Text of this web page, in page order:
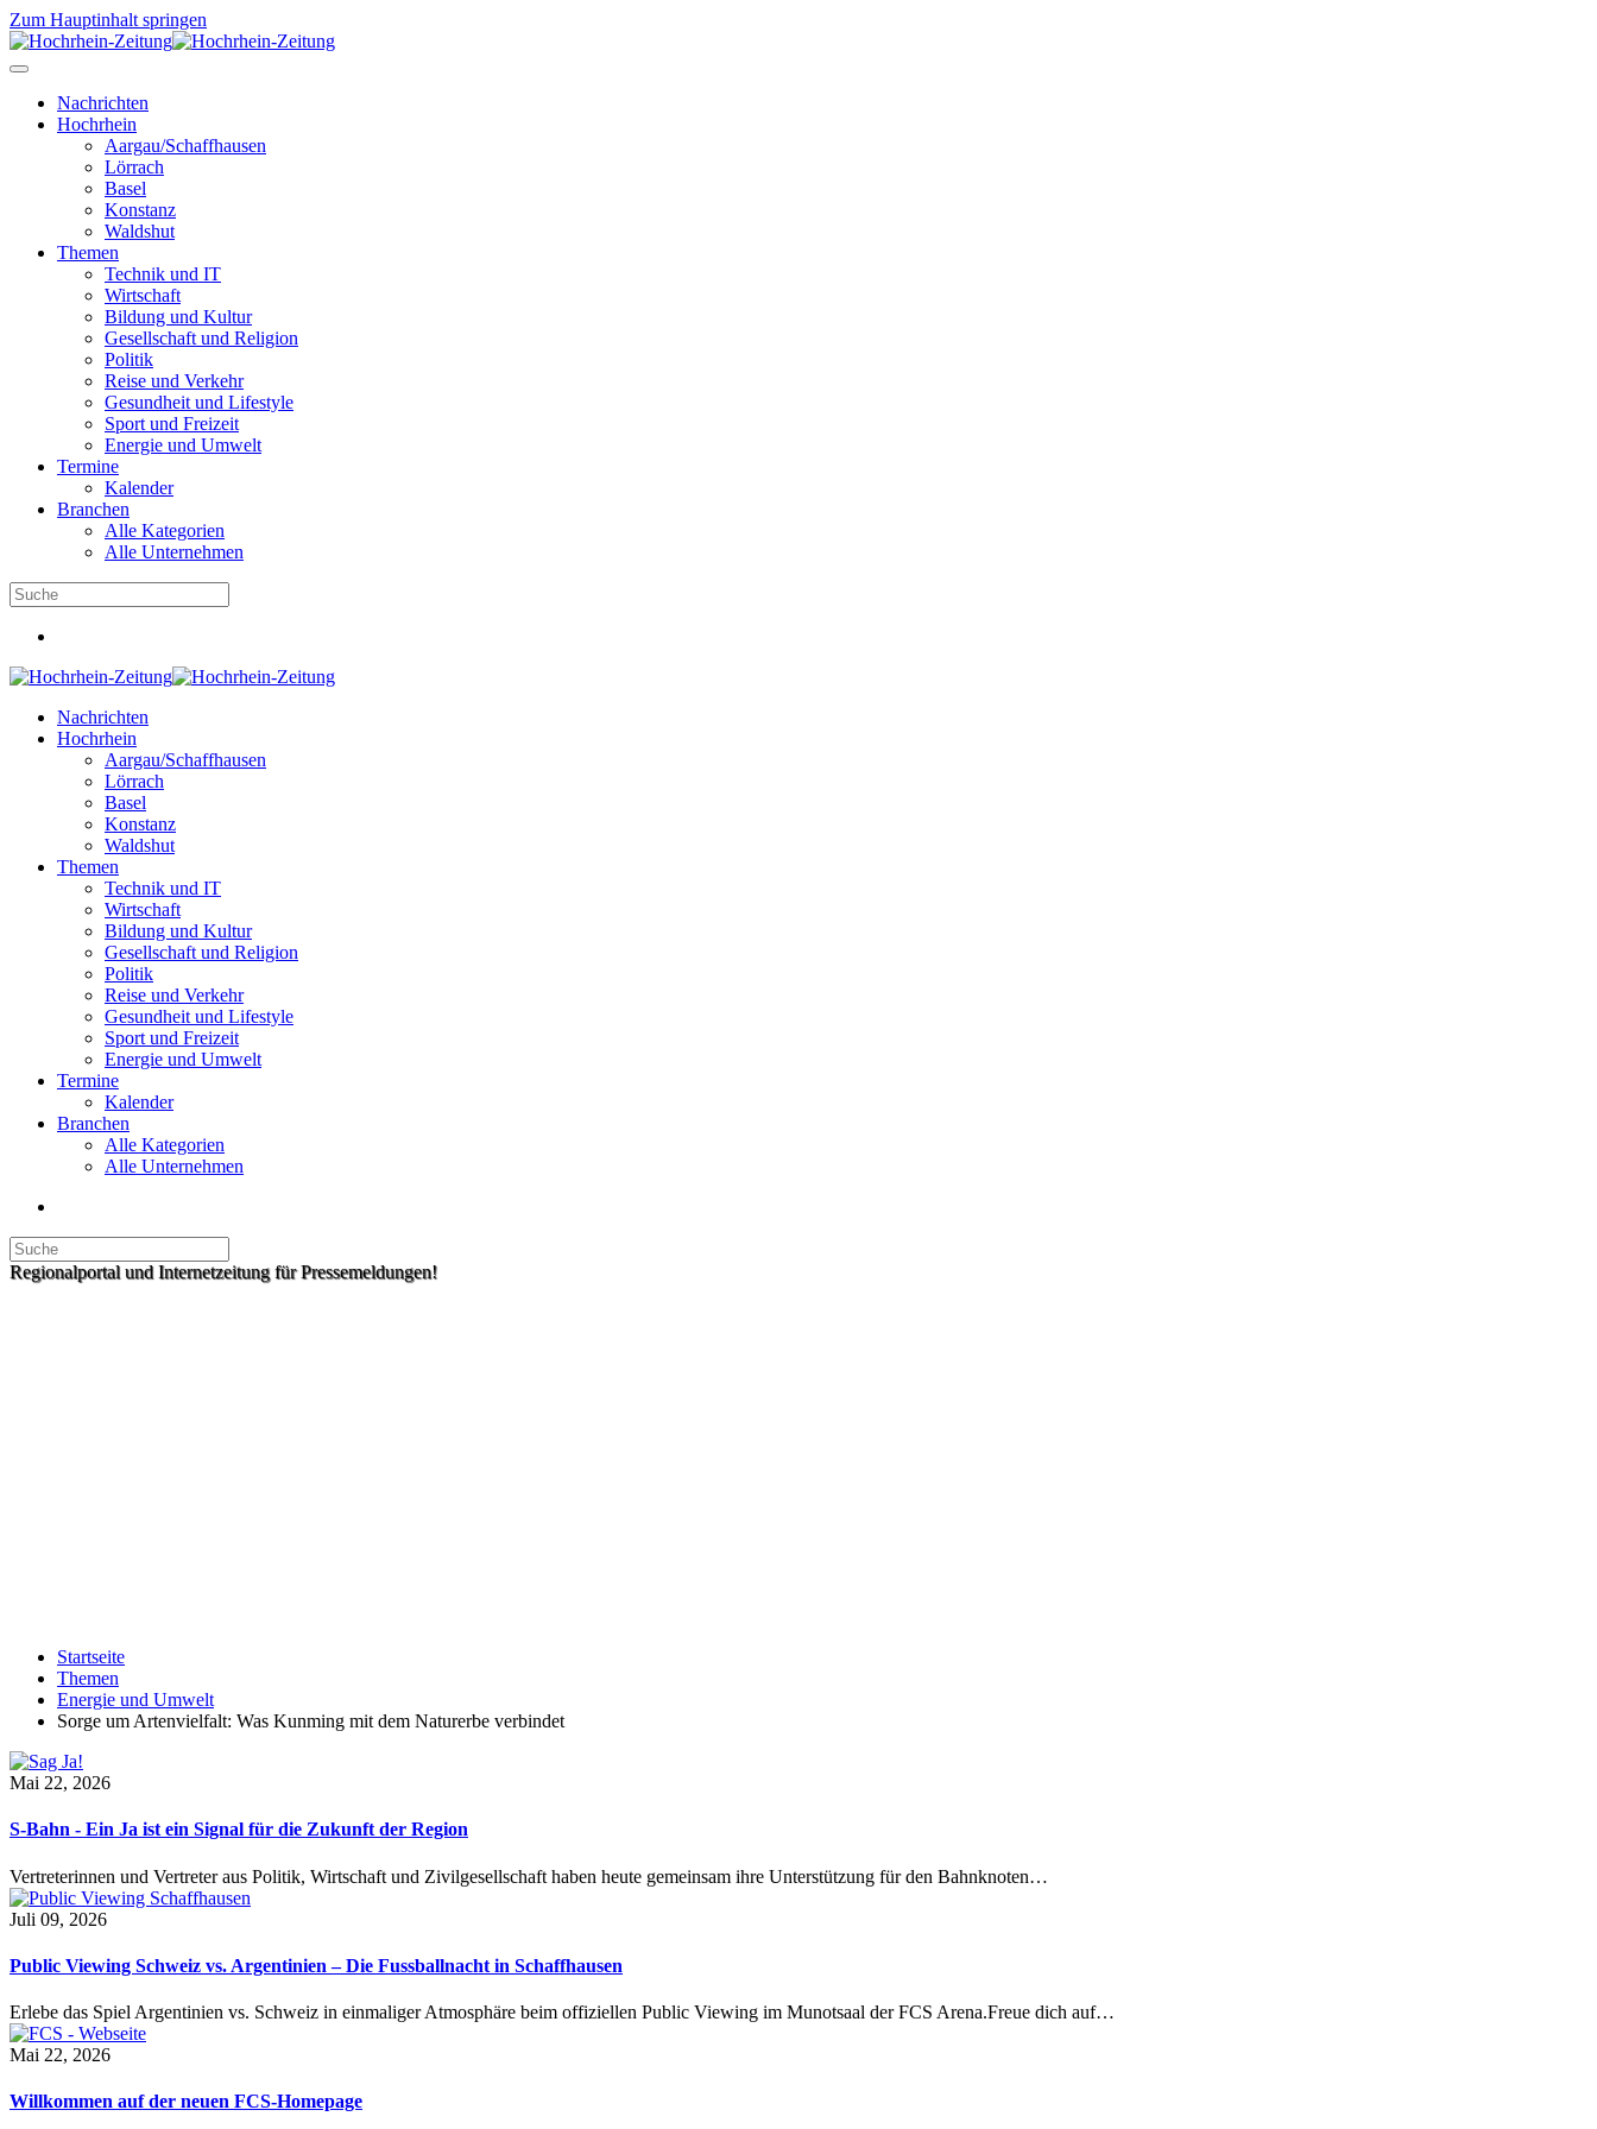
Zum Hauptinhalt springen
Nachrichten
Hochrhein
Aargau/Schaffhausen
Lörrach
Basel
Konstanz
Waldshut
Themen
Technik und IT
Wirtschaft
Bildung und Kultur
Gesellschaft und Religion
Politik
Reise und Verkehr
Gesundheit und Lifestyle
Sport und Freizeit
Energie und Umwelt
Termine
Kalender
Branchen
Alle Kategorien
Alle Unternehmen
Nachrichten
Hochrhein
Aargau/Schaffhausen
Lörrach
Basel
Konstanz
Waldshut
Themen
Technik und IT
Wirtschaft
Bildung und Kultur
Gesellschaft und Religion
Politik
Reise und Verkehr
Gesundheit und Lifestyle
Sport und Freizeit
Energie und Umwelt
Termine
Kalender
Branchen
Alle Kategorien
Alle Unternehmen
Regionalportal und Internetzeitung für Pressemeldungen!
Startseite
Themen
Energie und Umwelt
Sorge um Artenvielfalt: Was Kunming mit dem Naturerbe verbindet
Mai 22, 2026
S-Bahn - Ein Ja ist ein Signal für die Zukunft der Region
Vertreterinnen und Vertreter aus Politik, Wirtschaft und Zivilgesellschaft haben heute gemeinsam ihre Unterstützung für den Bahnknoten…
Juli 09, 2026
Public Viewing Schweiz vs. Argentinien – Die Fussballnacht in Schaffhausen
Erlebe das Spiel Argentinien vs. Schweiz in einmaliger Atmosphäre beim offiziellen Public Viewing im Munotsaal der FCS Arena.Freue dich auf…
Mai 22, 2026
Willkommen auf der neuen FCS-Homepage